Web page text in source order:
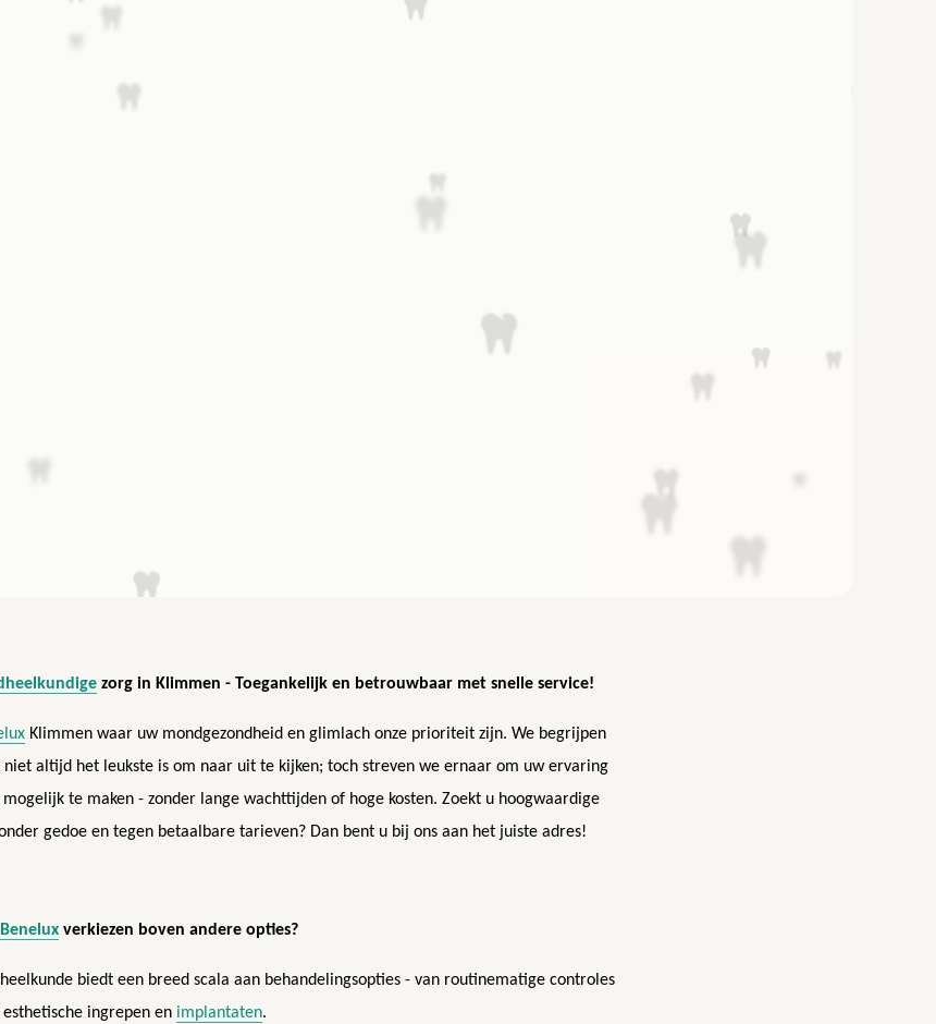
zorg in Klimmen - Toegankelijk en betrouwbaar met snelle service!
Klimmen waar uw mondgezondheid en glimlach onze prioriteit zijn. We begrijpen
niet altijd het leukste is om naar uit te kijken; toch streven we ernaar om uw ervaring
te maken - zonder lange wachttijden of hoge kosten. Zoekt u hoogwaardige
gedoe en tegen betaalbare tarieven? Dan bent u bij ons aan het juiste adres!
verkiezen boven andere opties?
biedt een breed scala aan behandelingsopties - van routinematige controles
ingrepen en implantaten.